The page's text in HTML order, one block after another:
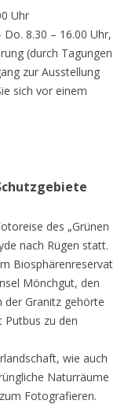
Uhr
8.30 – 16.00 Uhr,
(durch Tagungen
zur Ausstellung
sich vor einem
des „Grünen
nach Rügen statt.
Biosphärenreservat
Mönchgut, den
der Granitz gehörte
Putbus zu den
wie auch
Naturräume
Fotografieren.